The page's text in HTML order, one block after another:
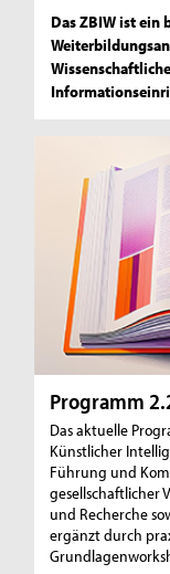
Das ZBIW ist ein
Programm
Das aktuelle
Künstlicher
Führung und
gesellschaftlicher
und Recherche
ergänzt durch